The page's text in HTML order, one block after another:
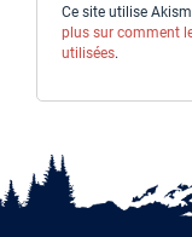
Ce site utilise
plus sur comment
utilisées.